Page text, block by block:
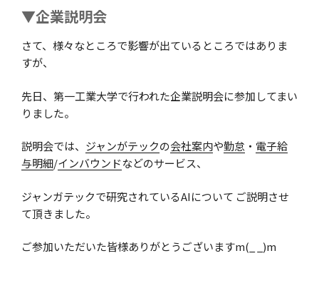
▼企業説明会
さて、様々なところで影響が出ているところではありま
すが、
先日、第一工業大学で行われた企業説明会に参加してまい
りました。
説明会では、 ジャンがテックの会社案内や勤怠 ・ 電子給
与明細/インバウンドなどのサービス、
ジャンガテックで研究されているAIについて ご説明させ
て頂きました。
ご参加いただいた皆様ありがとうございますm(_ _)m